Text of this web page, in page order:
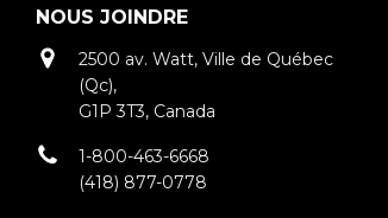
NOUS JOINDRE
2500 av. Watt, Ville de Québec
(Qc),
G1P 3T3, Canada
1-800-463-6668
(418) 877-0778